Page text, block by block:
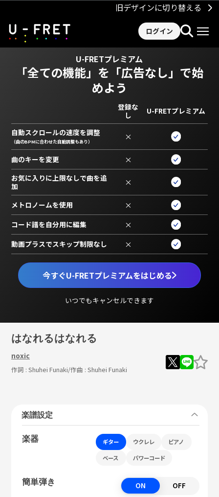
旧デザインに切り替える
ログイン
U-FRETプレミアム
「全ての機能」を 「広告なし」で始
めよう
今すぐU-FRETプレミアムをはじめる
いつでもキャンセルできます
登録な
し
U-FRETプレミアム
自動スクロールの速度を調整
（曲のBPMに合わせた自動調整もあり） ×
曲のキーを変更 ×
お気に入りに上限なしで曲を追
加
×
メトロノームを使用 ×
コード譜を自分用に編集 ×
動画プラスでスキップ制限なし ×
はなれるはなれる
noxic
作詞 : Shuhei Funaki/作曲 : Shuhei Funaki
楽譜設定
楽器 ギター ウクレレ ピアノ
ベース パワーコード
簡単弾き ON OFF